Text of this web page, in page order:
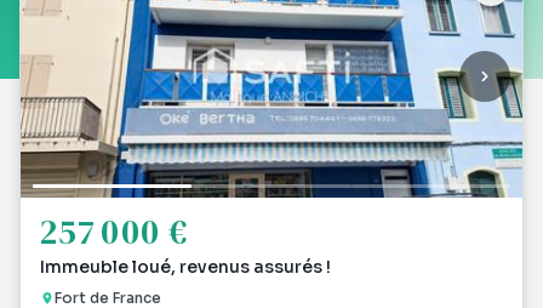
257 000 €
Immeuble loué, revenus assurés !
Fort de France